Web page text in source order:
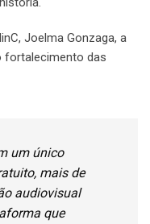
Joelma Gonzaga, a
fortalecimento das
um único
mais de
audiovisual
que